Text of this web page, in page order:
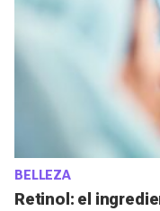
BELLEZA
Retinol: el